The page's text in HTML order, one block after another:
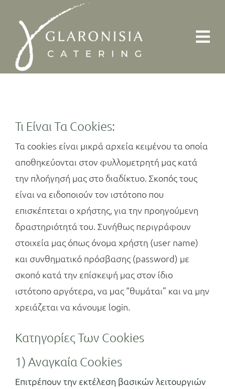
content
Τι Είναι Τα Cookies:
Τα cookies είναι μικρά αρχεία κειμένου τα οποία
αποθηκεύονται στον φυλλομετρητή μας κατά
την πλοήγησή μας στο διαδίκτυο. Σκοπός τους
είναι να ειδοποιούν τον ιστότοπο που
επισκέπτεται ο χρήστης, για την προηγούμενη
δραστηριότητά του. Συνήθως περιγράφουν
στοιχεία μας όπως όνομα χρήστη (user name)
και συνθηματικό πρόσβασης (password) με
σκοπό κατά την επίσκεψή μας στον ίδιο
ιστότοπο αργότερα, να μας “θυμάται” και να μην
χρειάζεται να κάνουμε login.
Κατηγορίες Των Cookies
1) Αναγκαία Cookies
Επιτρέπουν την εκτέλεση βασικών λειτουργιών